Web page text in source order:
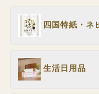
四国特紙・ネ
生活日用品